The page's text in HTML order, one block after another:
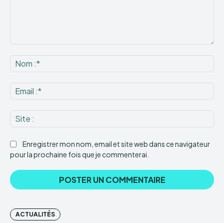
:*
:*
:
Enregistrer mon nom, email et site web dans ce navigateur
pour la prochaine fois que je commenterai.
ACTUALITÉS